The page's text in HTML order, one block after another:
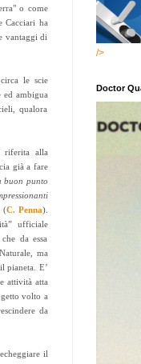
o come
Cacciari ha
vantaggi di
le scie
ed ambigua
qualora
riferita alla
già a fare
buon punto
(C. Penna).
ufficiale
da essa
ma
pianeta. E’
attività atta
volto a
da
il
/>
Doctor